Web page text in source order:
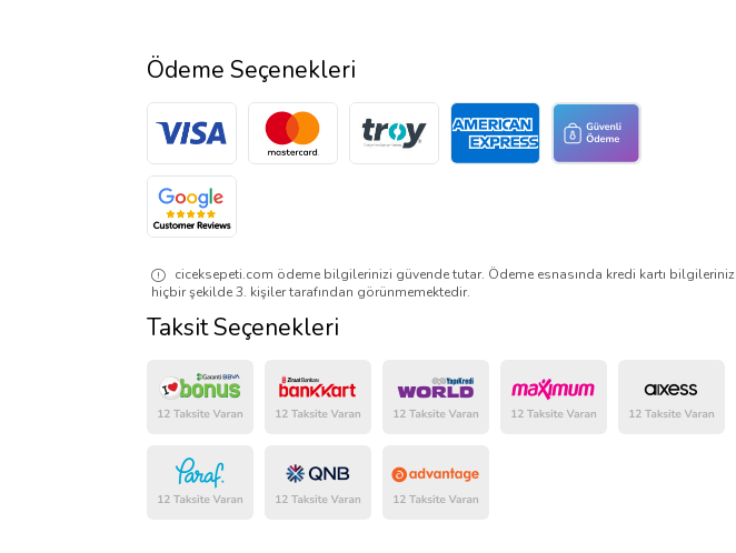
Ödeme Seçenekleri
ciceksepeti.com ödeme bilgilerinizi güvende tutar. Ödeme esnasında kredi kartı bilgileriniz
hiçbir şekilde 3. kişiler tarafından görünmemektedir.
Taksit Seçenekleri